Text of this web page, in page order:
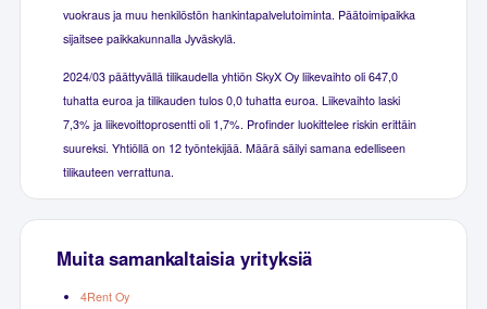
vuokraus ja muu henkilöstön hankintapalvelutoiminta. Päätoimipaikka
sijaitsee paikkakunnalla Jyväskylä.
2024/03 päättyvällä tilikaudella yhtiön SkyX Oy liikevaihto oli 647,0
tuhatta euroa ja tilikauden tulos 0,0 tuhatta euroa. Liikevaihto laski
7,3% ja liikevoittoprosentti oli 1,7%. Profinder luokittelee riskin erittäin
suureksi. Yhtiöllä on 12 työntekijää. Määrä säilyi samana edelliseen
tilikauteen verrattuna.
Muita samankaltaisia yrityksiä
4Rent Oy